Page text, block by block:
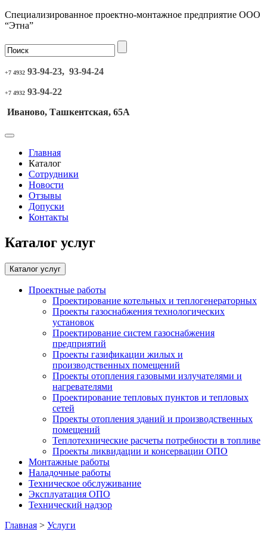
Специализированное проектно-монтажное предприятие ООО
“Этна”
+7 4932 93-94-23, 93-94-24
+7 4932 93-94-22
Иваново, Ташкентская, 65А
Главная
Каталог
Сотрудники
Новости
Отзывы
Допуски
Контакты
Каталог услуг
Каталог услуг
Проектные работы
Проектирование котельных и теплогенераторных
Проекты газоснабжения технологических
установок
Проектирование систем газоснабжения
предприятий
Проекты газификации жилых и
производственных помещений
Проекты отопления газовыми излучателями и
нагревателями
Проектирование тепловых пунктов и тепловых
сетей
Проекты отопления зданий и производственных
помещений
Теплотехнические расчеты потребности в топливе
Проекты ликвидации и консервации ОПО
Монтажные работы
Наладочные работы
Техническое обслуживание
Эксплуатация ОПО
Технический надзор
Главная > Услуги